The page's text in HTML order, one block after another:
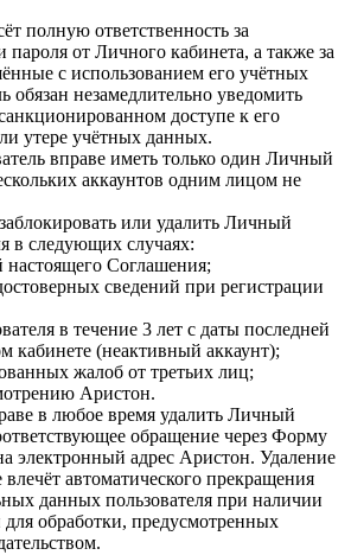
полную ответственность за
пароля от Личного кабинета, а также за
с использованием его учётных
обязан незамедлительно уведомить
доступе к его
утере учётных данных.
вправе иметь только один Личный
аккаунтов одним лицом не
или удалить Личный
в следующих случаях:
настоящего Соглашения;
сведений при регистрации
в течение 3 лет с даты последней
кабинете (неактивный аккаунт);
жалоб от третьих лиц;
Аристон.
в любое время удалить Личный
обращение через Форму
электронный адрес Аристон. Удаление
автоматического прекращения
данных пользователя при наличии
обработки, предусмотренных